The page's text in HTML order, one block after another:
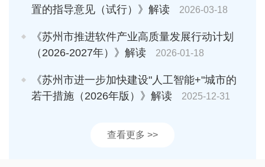
置的指导意见（试行）》解读
2026-03-18
《苏州市推进软件产业高质量发展行动计划
（2026-2027年）》解读
2026-01-18
《苏州市进一步加快建设"人工智能+"城市的
若干措施（2026年版）》解读
2025-12-31
查看更多 >>